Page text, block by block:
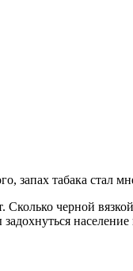
запах табака стал
Сколько черной
население